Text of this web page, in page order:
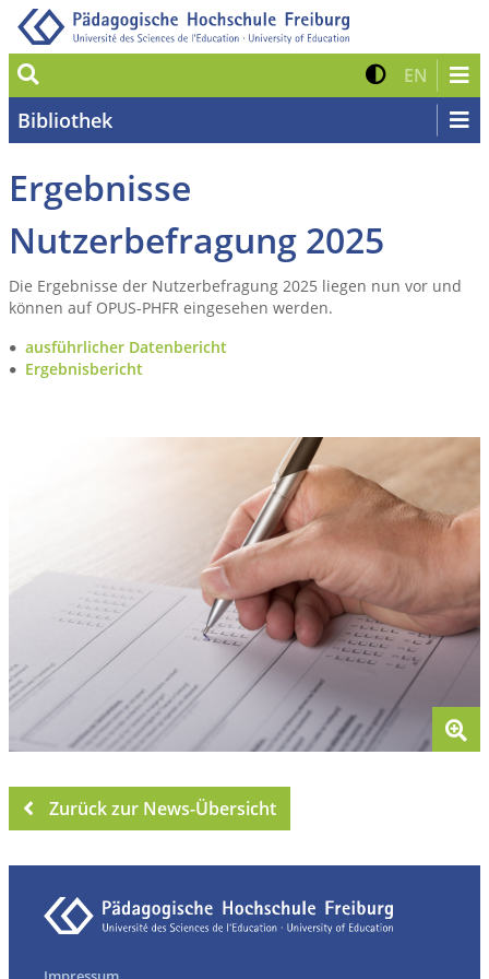
Suche Kontrast
EN Zur
Bibliothek
Ergebnisse
Nutzerbefragung 2025
Die Ergebnisse der Nutzerbefragung 2025 liegen nun vor und
können auf OPUS-PHFR eingesehen werden.
ausführlicher Datenbericht
Ergebnisbericht
Zurück zur News-Übersicht